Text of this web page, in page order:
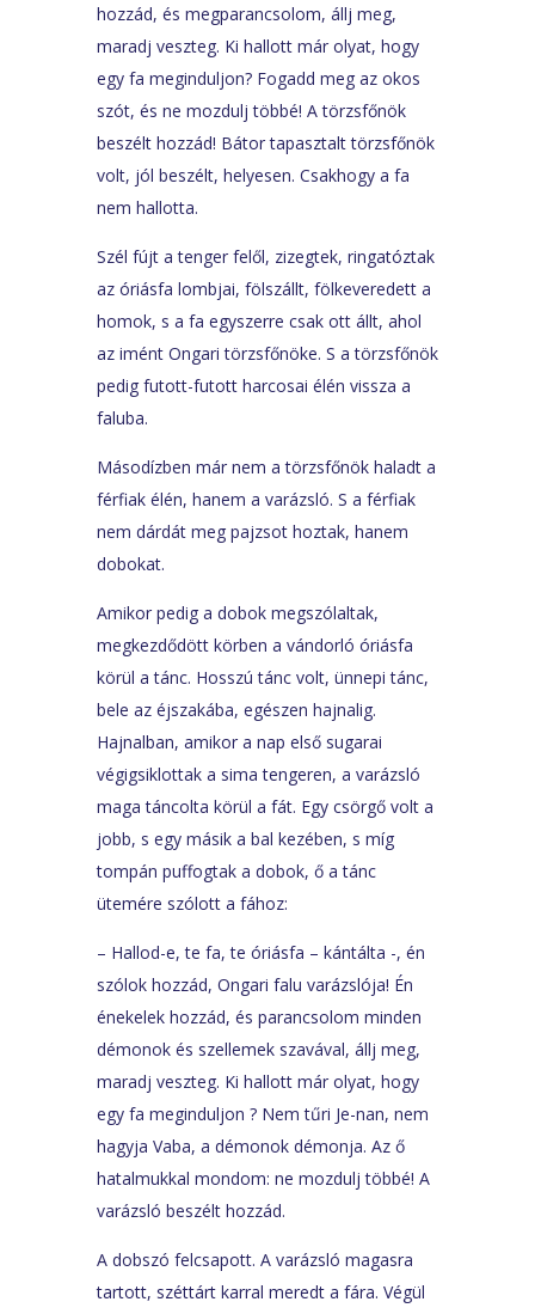
hozzád, és megparancsolom, állj meg,
maradj veszteg. Ki hallott már olyat, hogy
egy fa meginduljon? Fogadd meg az okos
szót, és ne mozdulj többé! A törzsfőnök
beszélt hozzád! Bátor tapasztalt törzsfőnök
volt, jól beszélt, helyesen. Csakhogy a fa
nem hallotta.
Szél fújt a tenger felől, zizegtek, ringatóztak
az óriásfa lombjai, fölszállt, fölkeveredett a
homok, s a fa egyszerre csak ott állt, ahol
az imént Ongari törzsfőnöke. S a törzsfőnök
pedig futott-futott harcosai élén vissza a
faluba.
Másodízben már nem a törzsfőnök haladt a
férfiak élén, hanem a varázsló. S a férfiak
nem dárdát meg pajzsot hoztak, hanem
dobokat.
Amikor pedig a dobok megszólaltak,
megkezdődött körben a vándorló óriásfa
körül a tánc. Hosszú tánc volt, ünnepi tánc,
bele az éjszakába, egészen hajnalig.
Hajnalban, amikor a nap első sugarai
végigsiklottak a sima tengeren, a varázsló
maga táncolta körül a fát. Egy csörgő volt a
jobb, s egy másik a bal kezében, s míg
tompán puffogtak a dobok, ő a tánc
ütemére szólott a fához:
– Hallod-e, te fa, te óriásfa – kántálta -, én
szólok hozzád, Ongari falu varázslója! Én
énekelek hozzád, és parancsolom minden
démonok és szellemek szavával, állj meg,
maradj veszteg. Ki hallott már olyat, hogy
egy fa meginduljon ? Nem tűri Je-nan, nem
hagyja Vaba, a démonok démonja. Az ő
hatalmukkal mondom: ne mozdulj többé! A
varázsló beszélt hozzád.
A dobszó felcsapott. A varázsló magasra
tartott, széttárt karral meredt a fára. Végül